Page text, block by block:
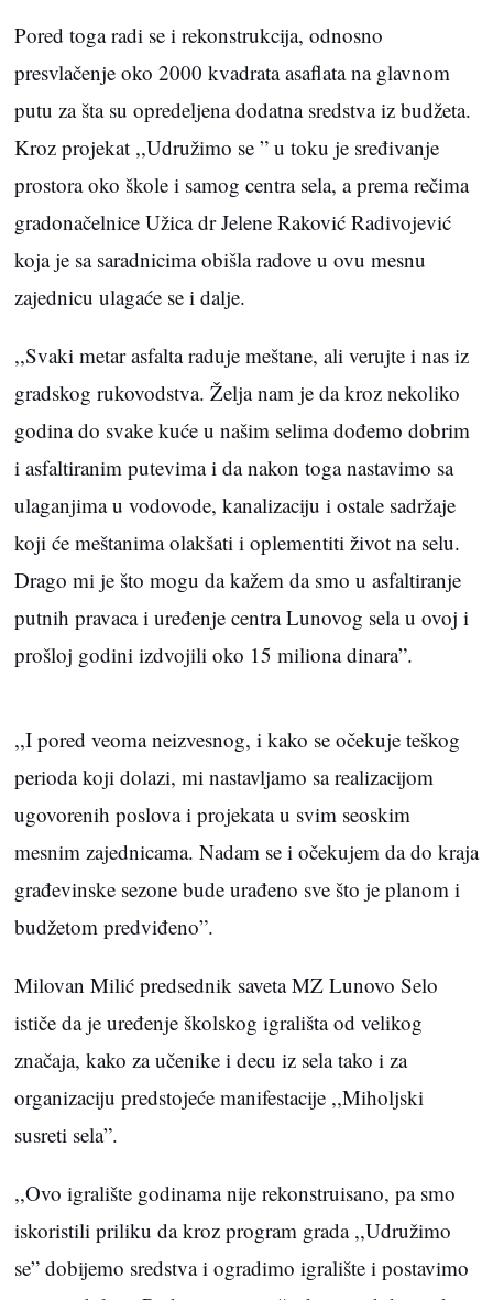
Pored toga radi se i rekonstrukcija, odnosno
presvlačenje oko 2000 kvadrata asaflata na glavnom
putu za šta su opredeljena dodatna sredstva iz budžeta.
Kroz projekat ,,Udružimo se ” u toku je sređivanje
prostora oko škole i samog centra sela, a prema rečima
gradonačelnice Užica dr Jelene Raković Radivojević
koja je sa saradnicima obišla radove u ovu mesnu
zajednicu ulagaće se i dalje.
,,Svaki metar asfalta raduje meštane, ali verujte i nas iz
gradskog rukovodstva. Želja nam je da kroz nekoliko
godina do svake kuće u našim selima dođemo dobrim
i asfaltiranim putevima i da nakon toga nastavimo sa
ulaganjima u vodovode, kanalizaciju i ostale sadržaje
koji će meštanima olakšati i oplementiti život na selu.
Drago mi je što mogu da kažem da smo u asfaltiranje
putnih pravaca i uređenje centra Lunovog sela u ovoj i
prošloj godini izdvojili oko 15 miliona dinara”.
,,I pored veoma neizvesnog, i kako se očekuje teškog
perioda koji dolazi, mi nastavljamo sa realizacijom
ugovorenih poslova i projekata u svim seoskim
mesnim zajednicama. Nadam se i očekujem da do kraja
građevinske sezone bude urađeno sve što je planom i
budžetom predviđeno”.
Milovan Milić predsednik saveta MZ Lunovo Selo
ističe da je uređenje školskog igrališta od velikog
značaja, kako za učenike i decu iz sela tako i za
organizaciju predstojeće manifestacije ,,Miholjski
susreti sela”.
,,Ovo igralište godinama nije rekonstruisano, pa smo
iskoristili priliku da kroz program grada ,,Udružimo
se” dobijemo sredstva i ogradimo igralište i postavimo